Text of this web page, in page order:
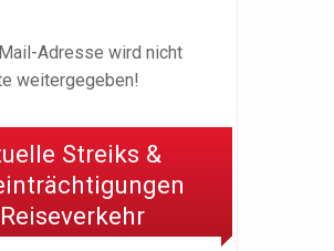
Adresse wird nicht
weitergegeben!
Streiks &